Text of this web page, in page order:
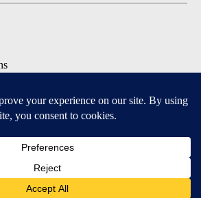
for iOS and Android